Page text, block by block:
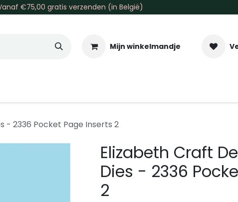
€75,00 gratis verzenden (in België)
Mijn winkelmandje
- 2336 Pocket Page Inserts 2
Elizabeth Craft
Dies - 2336
2